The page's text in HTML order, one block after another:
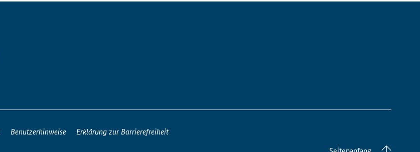
Benutzerhinweise
Erklärung zur Barrierefreiheit